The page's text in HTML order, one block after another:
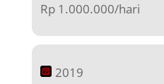
Rp 1.000.000/hari
2019